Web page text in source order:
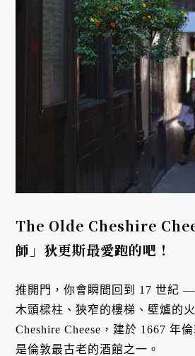
The Olde Cheshire
師」 狄更斯最愛跑的吧！
推開門，你會瞬間回到 17 世紀
木頭樑柱、狹窄的樓梯、壁爐的
Cheshire Cheese，建於 1667 年
是倫敦最古老的酒館之一。